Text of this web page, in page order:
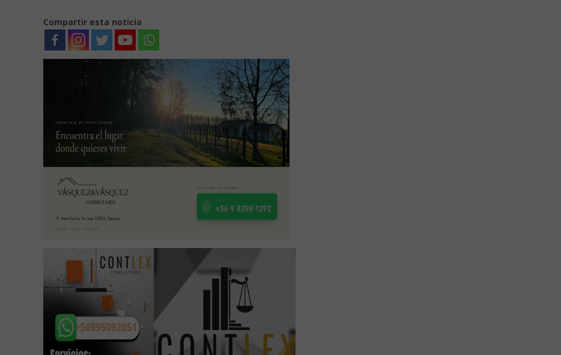
Compartir esta noticia